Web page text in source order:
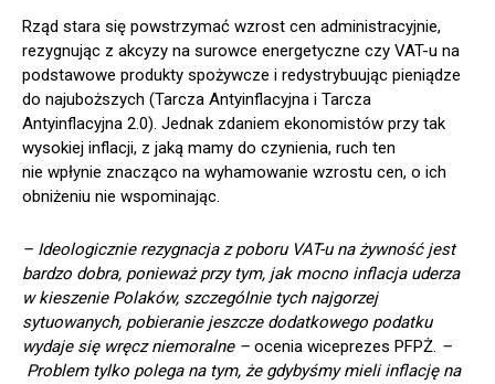
Rząd stara się powstrzymać wzrost cen administracyjnie,
rezygnując z akcyzy na surowce energetyczne czy VAT-u na
podstawowe produkty spożywcze i redystrybuując pieniądze
do najuboższych (Tarcza Antyinflacyjna i Tarcza
Antyinflacyjna 2.0). Jednak zdaniem ekonomistów przy tak
wysokiej inflacji, z jaką mamy do czynienia, ruch ten
nie wpłynie znacząco na wyhamowanie wzrostu cen, o ich
obniżeniu nie wspominając.
– Ideologicznie rezygnacja z poboru VAT-u na żywność jest
bardzo dobra, ponieważ przy tym, jak mocno inflacja uderza
w kieszenie Polaków, szczególnie tych najgorzej
sytuowanych, pobieranie jeszcze dodatkowego podatku
wydaje się wręcz niemoralne – ocenia wiceprezes PFPŻ. –
Problem tylko polega na tym, że gdybyśmy mieli inflację na